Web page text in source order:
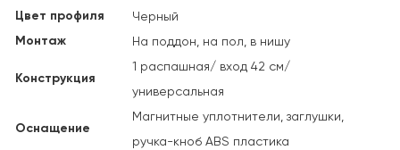
Цвет профиля Черный
Монтаж На поддон, на пол, в нишу
Конструкция
1 распашная/ вход 42 см/
универсальная
Оснащение
Магнитные уплотнители, заглушки,
ручка-кноб ABS пластика